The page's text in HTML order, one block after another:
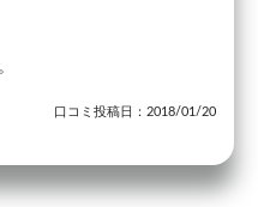
口コミ投稿日：2018/01/20